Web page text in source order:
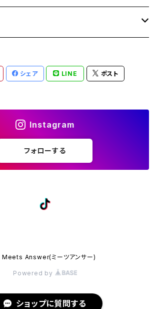
イ）
ン）
ラシッククロージング）
ンド アーカイブ）
ノースフェイス）
バー
ル
シェア LINE ポスト
Instagram
フォローする
Answer(ミーツアンサー)
Powered by
ショップに質問する